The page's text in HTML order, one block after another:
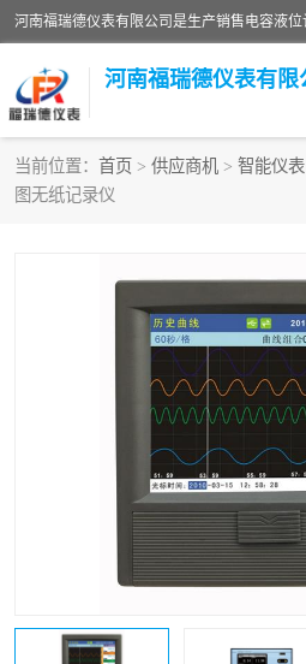
河南福瑞德仪表有限
当前位置： 首页 > 供应商机 > 智能仪表
图无纸记录仪
液位计
液氨液位计
油量传感器
温度变送器